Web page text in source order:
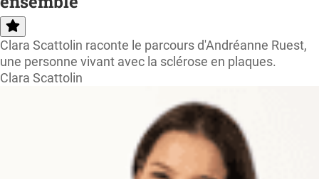
Clara Scattolin raconte le parcours d'Andréanne Ruest,
une personne vivant avec la sclérose en plaques.
Clara Scattolin